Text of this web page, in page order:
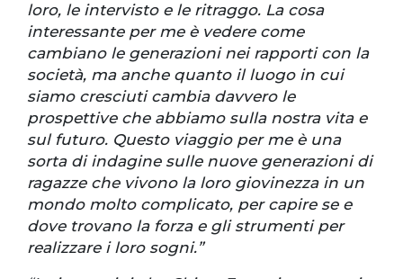
loro, le intervisto e le ritraggo. La cosa
interessante per me è vedere come
cambiano le generazioni nei rapporti con la
società, ma anche quanto il luogo in cui
siamo cresciuti cambia davvero le
prospettive che abbiamo sulla nostra vita e
sul futuro. Questo viaggio per me è una
sorta di indagine sulle nuove generazioni di
ragazze che vivono la loro giovinezza in un
mondo molto complicato, per capire se e
dove trovano la forza e gli strumenti per
realizzare i loro sogni.”